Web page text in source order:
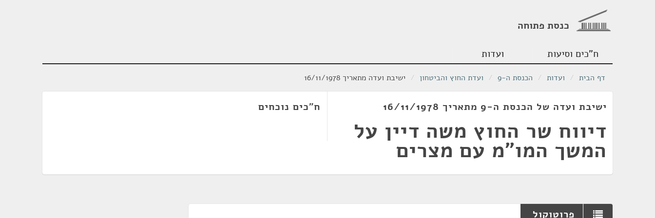
כנסת פתוחה
ח"כים וסיעות ועדות
דף הבית / ועדות / הכנסת ה-9 / ועדת החוץ והביטחון / ישיבת ועדה מתאריך 16/11/1978
ישיבת ועדה של הכנסת ה-9 מתאריך 16/11/1978
דיווח שר החוץ משה דיין על
המשך המו"מ עם מצרים
ח"כים נוכחים
פרוטוקול